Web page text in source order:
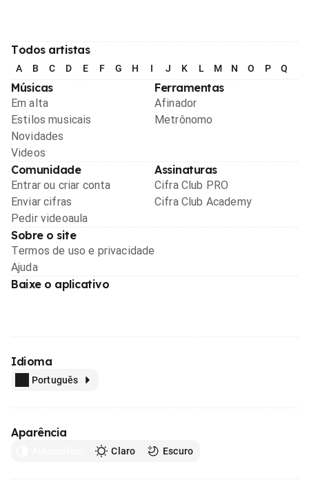
Todos artistas
A B C D E F G H I J K L M N O P Q
Músicas
Em alta
Estilos musicais
Novidades
Videos
Ferramentas
Afinador
Metrônomo
Comunidade
Entrar ou criar conta
Enviar cifras
Pedir videoaula
Assinaturas
Cifra Club PRO
Cifra Club Academy
Sobre o site
Termos de uso e privacidade
Ajuda
Baixe o aplicativo
Idioma
Português
Aparência
Claro Escuro